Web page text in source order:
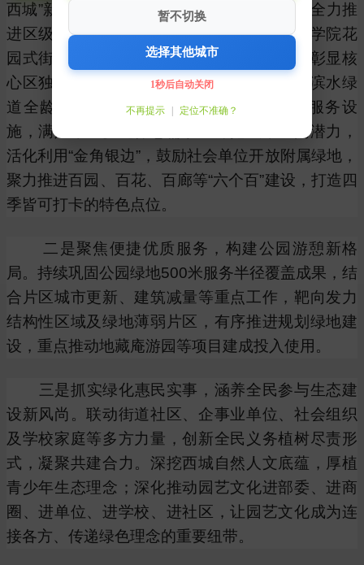
西城”新图景。紧扣首都花园城市建设部署，全力推
进区级重点项目落地，打造金融街街道音乐学院花
园式街区，精筑街巷画廊、实现灰绿交融，彰显核
心区独特韵味。提速北京滨河公园、莲花河滨水绿
道全龄友好改造，完善适老适幼及无障碍服务设
施，满足市民多元休憩需求。深挖城市空间潜力，
活化利用“金角银边”，鼓励社会单位开放附属绿地，
聚力推进百园、百花、百廊等“六个百”建设，打造四
季皆可打卡的特色点位。
二是聚焦便捷优质服务，构建公园游憩新格
局。持续巩固公园绿地500米服务半径覆盖成果，结
合片区城市更新、建筑减量等重点工作，靶向发力
结构性区域及绿地薄弱片区，有序推进规划绿地建
设，重点推动地藏庵游园等项目建成投入使用。
三是抓实绿化惠民实事，涵养全民参与生态建
设新风尚。联动街道社区、企事业单位、社会组织
及学校家庭等多方力量，创新全民义务植树尽责形
式，凝聚共建合力。深挖西城自然人文底蕴，厚植
青少年生态理念；深化推动园艺文化进部委、进商
圈、进单位、进学校、进社区，让园艺文化成为连
接各方、传递绿色理念的重要纽带。
暂不切换
选择其他城市
1秒后自动关闭
不再提示 定位不准确？